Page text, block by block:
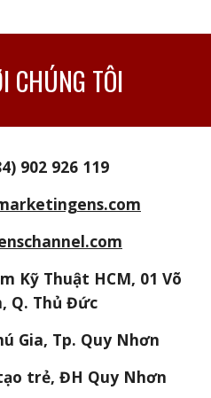
CHÚNG TÔI
902 926 119
Kỹ Thuật HCM, 01 Võ
Q. Thủ Đức
Gia, Tp. Quy Nhơn
trẻ, ĐH Quy Nhơn